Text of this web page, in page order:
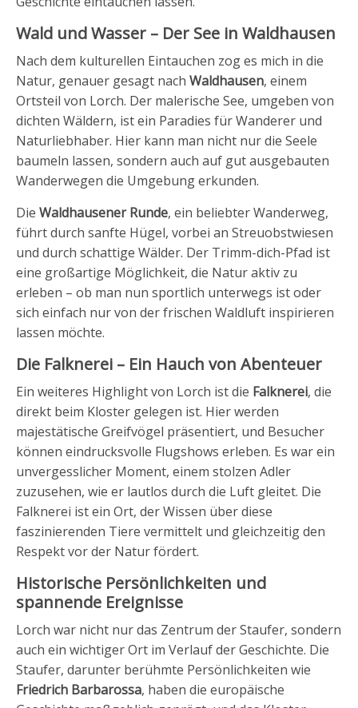
Wald und Wasser – Der See in Waldhausen
Nach dem kulturellen Eintauchen zog es mich in die
Natur, genauer gesagt nach Waldhausen, einem
Ortsteil von Lorch. Der malerische See, umgeben von
dichten Wäldern, ist ein Paradies für Wanderer und
Naturliebhaber. Hier kann man nicht nur die Seele
baumeln lassen, sondern auch auf gut ausgebauten
Wanderwegen die Umgebung erkunden.
Die Waldhausener Runde, ein beliebter Wanderweg,
führt durch sanfte Hügel, vorbei an Streuobstwiesen
und durch schattige Wälder. Der Trimm-dich-Pfad ist
eine großartige Möglichkeit, die Natur aktiv zu
erleben – ob man nun sportlich unterwegs ist oder
sich einfach nur von der frischen Waldluft inspirieren
lassen möchte.
Die Falknerei – Ein Hauch von Abenteuer
Ein weiteres Highlight von Lorch ist die Falknerei, die
direkt beim Kloster gelegen ist. Hier werden
majestätische Greifvögel präsentiert, und Besucher
können eindrucksvolle Flugshows erleben. Es war ein
unvergesslicher Moment, einem stolzen Adler
zuzusehen, wie er lautlos durch die Luft gleitet. Die
Falknerei ist ein Ort, der Wissen über diese
faszinierenden Tiere vermittelt und gleichzeitig den
Respekt vor der Natur fördert.
Historische Persönlichkeiten und
spannende Ereignisse
Lorch war nicht nur das Zentrum der Staufer, sondern
auch ein wichtiger Ort im Verlauf der Geschichte. Die
Staufer, darunter berühmte Persönlichkeiten wie
Friedrich Barbarossa, haben die europäische